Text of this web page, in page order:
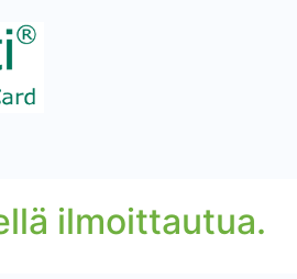
ilmoittautua.